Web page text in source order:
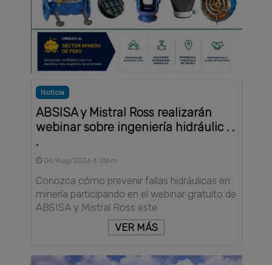
Noticia
ABSISA y Mistral Ross realizarán
webinar sobre ingeniería hidráulic . .
.
04/Aug/2026 4:13pm
Conozca cómo prevenir fallas hidráulicas en
minería participando en el webinar gratuito de
ABSISA y Mistral Ross este . . .
VER MÁS